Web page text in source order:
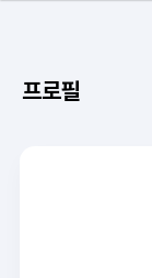
프로필